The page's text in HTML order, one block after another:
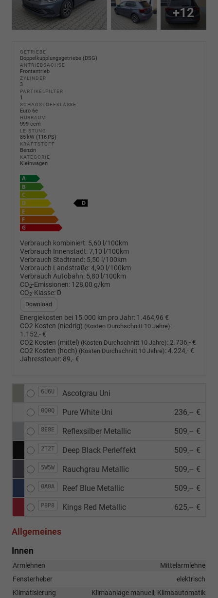
+12
GETRIEBE
Doppelkupplungsgetriebe (DSG)
ANTRIEBSACHSE
Frontantrieb
ZYLINDER
3
PARTIKELFILTER
1
SCHADSTOFFKLASSE
Euro 6e
HUBRAUM
999 ccm
LEISTUNG
85 kW (116 PS)
KRAFTSTOFF
Benzin
KATEGORIE
Kleinwagen
Verbrauch kombiniert: 5,60 l/100km
Verbrauch Innenstadt:7,10 l/100km
Verbrauch Stadtrand: 5,50 l/100km
Verbrauch Landstraße:4,90 l/100km
Verbrauch Autobahn: 5,80 l/100km
CO2-Emissionen: 128,00 g/km
CO2-Klasse: D
Download
Energiekosten bei 15.000 km pro Jahr: 1.464,96 €
CO2 Kosten (niedrig) (Kosten Durchschnitt 10 Jahre):
1.152,- €
CO2 Kosten (mittel) (Kosten Durchschnitt 10 Jahre): 2.736,- €
CO2 Kosten (hoch) (Kosten Durchschnitt 10 Jahre):4.224,- €
Jahressteuer: 89,- €
6U6U Ascotgrau Uni
0Q0Q Pure White Uni 236,– €
8E8E Reflexsilber Metallic 509,– €
2T2T Deep Black Perleffekt 509,– €
5W5W Rauchgrau Metallic 509,– €
0A0A Reef Blue Metallic 509,– €
P8P8 Kings Red Metallic 625,– €
Allgemeines
Innen
Armlehnen
Mittelarmlehne
Fensterheber
elektrisch
Klimatisierung
Klimaanlage manuell, Klimaautomatik